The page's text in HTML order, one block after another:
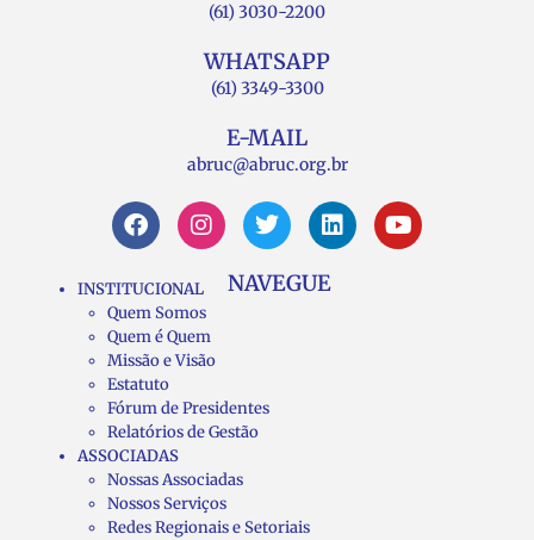
(61) 3030-2200
WHATSAPP
(61) 3349-3300
E-MAIL
abruc@abruc.org.br
NAVEGUE
INSTITUCIONAL
Quem Somos
Quem é Quem
Missão e Visão
Estatuto
Fórum de Presidentes
Relatórios de Gestão
ASSOCIADAS
Nossas Associadas
Nossos Serviços
Redes Regionais e Setoriais